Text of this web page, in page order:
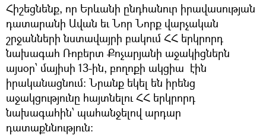
Հիշեցնենք, որ Երևանի ընդհանուր իրավասության
դատարանի Ավան եւ Նոր Նորք վարչական
շրջանների նստավայրի բակում ՀՀ երկրորդ
նախագահ Ռոբերտ Քոչարյանի աջակիցներն
այսօր՝ մայիսի 13-ին, բողոքի ակցիա էին
իրականացնում։ Նրանք եկել են իրենց
աջակցությունը հայտնելու ՀՀ երկրորդ
նախագահին՝ պահանջելով արդար
դատաքննություն։